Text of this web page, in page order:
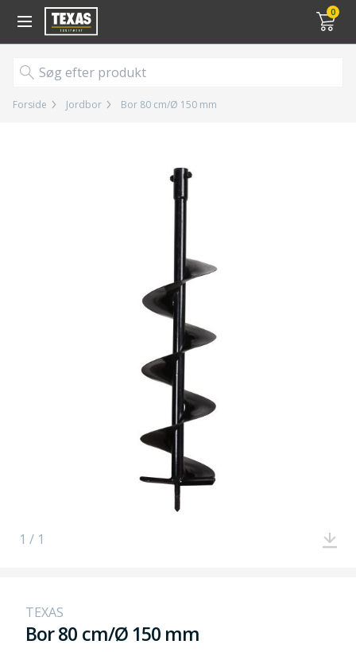
0
Gå til kurv (
Forside Jordbor Bor 80 cm/Ø 150 mm
1 / 1
TEXAS
Bor 80 cm/Ø 150 mm